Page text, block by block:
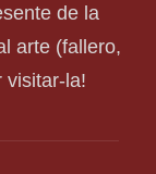
de la
arte (fallero,
visitar-la!